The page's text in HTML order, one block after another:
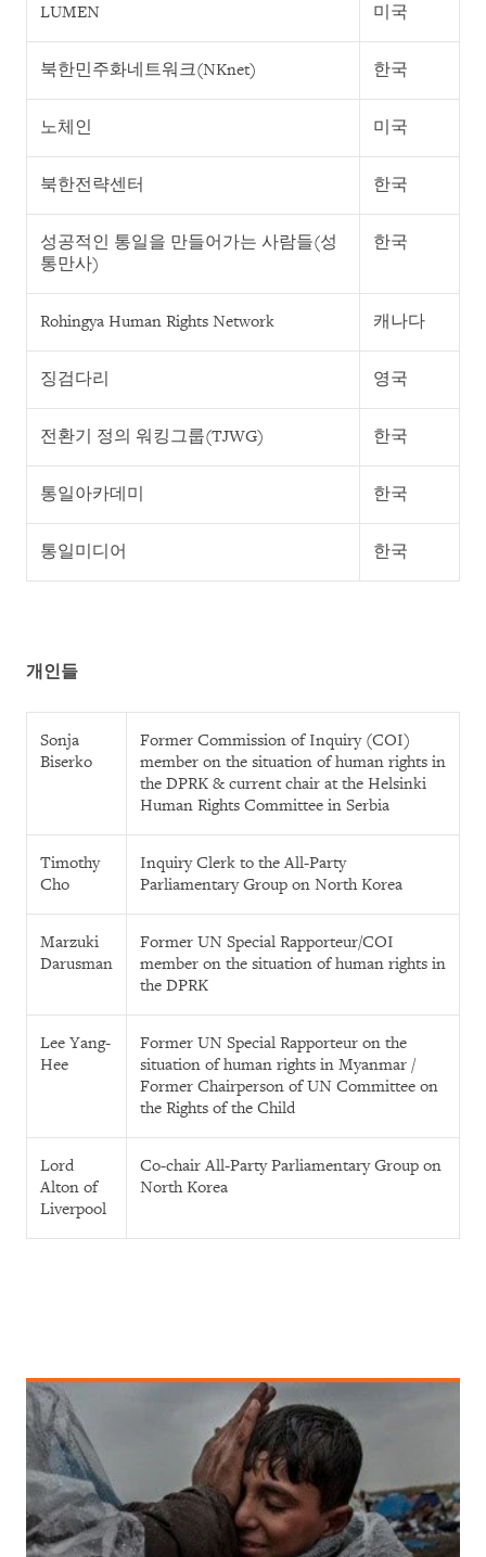
LUMEN 미국
북한민주화네트워크(NKnet) 한국
노체인 미국
북한전략센터 한국
성공적인 통일을 만들어가는 사람들(성
통만사)
한국
Rohingya Human Rights Network 캐나다
징검다리 영국
전환기 정의 워킹그룹(TJWG) 한국
통일아카데미 한국
통일미디어 한국
개인들
Sonja
Biserko
Former Commission of Inquiry (COI)
member on the situation of human rights in
the DPRK & current chair at the Helsinki
Human Rights Committee in Serbia
Timothy
Cho
Inquiry Clerk to the All-Party
Parliamentary Group on North Korea
Marzuki
Darusman
Former UN Special Rapporteur/COI
member on the situation of human rights in
the DPRK
Lee Yang-
Hee
Former UN Special Rapporteur on the
situation of human rights in Myanmar /
Former Chairperson of UN Committee on
the Rights of the Child
Lord
Alton of
Liverpool
Co-chair All-Party Parliamentary Group on
North Korea